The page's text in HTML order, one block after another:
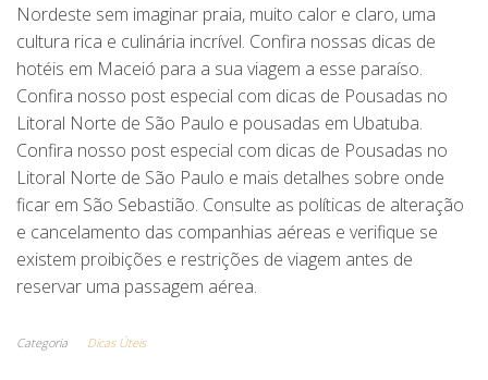
Nordeste sem imaginar praia, muito calor e claro, uma
cultura rica e culinária incrível. Confira nossas dicas de
hotéis em Maceió para a sua viagem a esse paraíso.
Confira nosso post especial com dicas de Pousadas no
Litoral Norte de São Paulo e pousadas em Ubatuba.
Confira nosso post especial com dicas de Pousadas no
Litoral Norte de São Paulo e mais detalhes sobre onde
ficar em São Sebastião. Consulte as políticas de alteração
e cancelamento das companhias aéreas e verifique se
existem proibições e restrições de viagem antes de
reservar uma passagem aérea.
Categoria Dicas Úteis